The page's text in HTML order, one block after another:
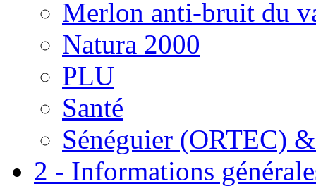
Merlon anti-bruit du
Natura 2000
PLU
Santé
Sénéguier (ORTEC)
2 - Informations